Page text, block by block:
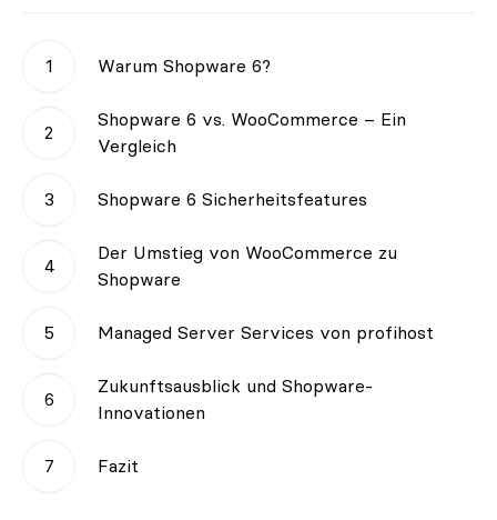
Warum Shopware 6?
Shopware 6 vs. WooCommerce – Ein
Vergleich
Shopware 6 Sicherheitsfeatures
Der Umstieg von WooCommerce zu
Shopware
Managed Server Services von profihost
Zukunftsausblick und Shopware-
Innovationen
Fazit